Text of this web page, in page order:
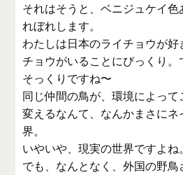
それはそうと、ベニジュケイ
れぼれします。
わたしは日本のライチョウが好
チョウがいることにびっくり
そっくりですね〜
同じ仲間の鳥が、環境によっ
変えるなんて、なんかまさに
界。
いやいや、現実の世界ですよね。
でも、なんとなく、外国の野